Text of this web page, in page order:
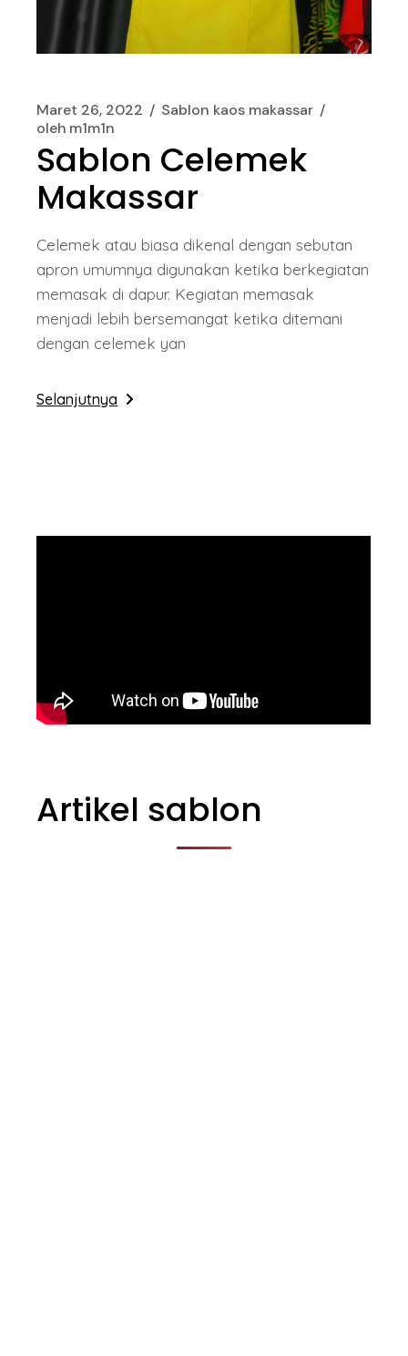
Maret 26, 2022
Sablon kaos makassar
oleh m1m1n
Sablon Celemek
Makassar
Celemek atau biasa dikenal dengan sebutan
apron umumnya digunakan ketika berkegiatan
memasak di dapur. Kegiatan memasak
menjadi lebih bersemangat ketika ditemani
dengan celemek yan
Selanjutnya
Artikel sablon